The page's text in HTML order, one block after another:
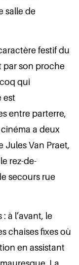
salle de
festif du
par son proche
qui
est
entre parterre,
a deux
Jules Van Praet,
rez-de-
secours rue
à l’avant, le
chaises fixes où
en assistant